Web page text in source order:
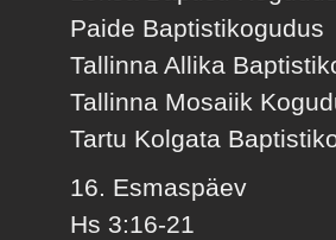
Paide Baptistikogudus
Tallinna Allika
Tallinna Mosaiik
Tartu Kolgata
16. Esmaspäev
Hs 3:16-21